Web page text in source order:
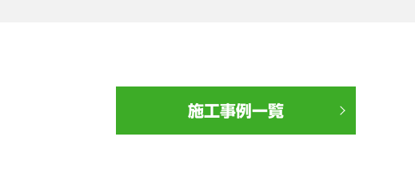
施工事例一覧